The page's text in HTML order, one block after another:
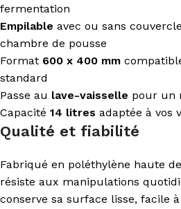
fermentation
Empilable avec ou sans
chambre de pousse
Format 600 x 400 mm
standard
Passe au lave-vaisselle pour un
Capacité 14 litres adaptée à vos
Qualité et fiabilité
Fabriqué en poléthylène haute
résiste aux manipulations
conserve sa surface lisse, facile